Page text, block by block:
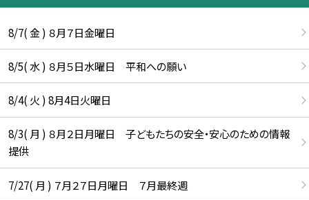
8/7( 金 ) ８月７日金曜日
8/5( 水 ) ８月５日水曜日 平和への願い
8/4( 火 ) 8月4日火曜日
8/3( 月 ) ８月２日月曜日 子どもたちの安全・安心のための情報
提供
7/27( 月 ) ７月２７日月曜日 ７月最終週